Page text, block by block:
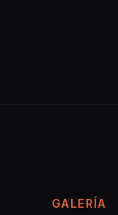
GALERÍA